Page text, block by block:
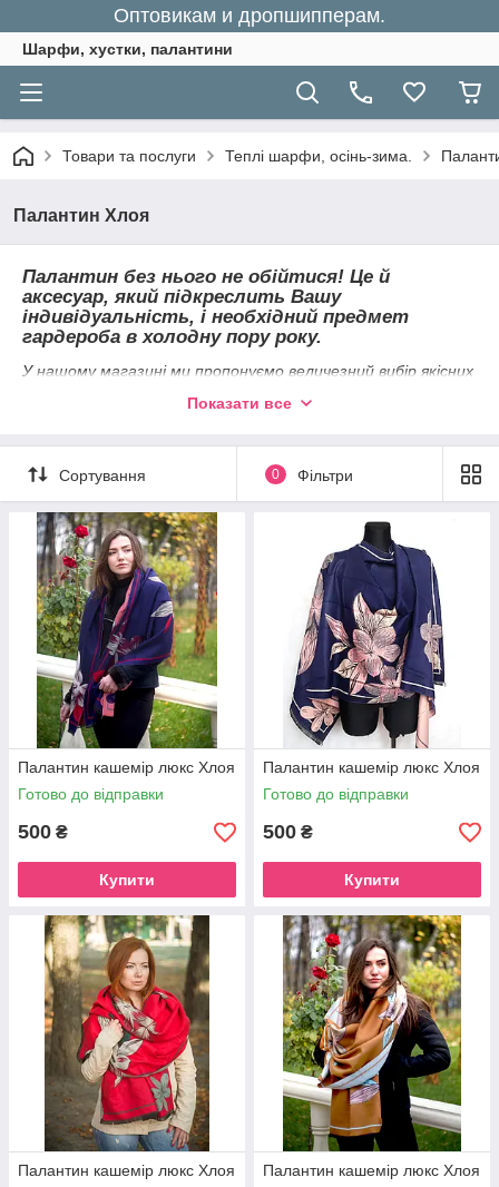
Оптовикам и дропшипперам.
Шарфи, хустки, палантини
Товари та послуги Теплі шарфи, осінь-зима.
Палантин Хлоя
Палантин без нього не обійтися! Це й
аксесуар, який підкреслить Вашу
індивідуальність, і необхідний предмет
гардероба в холодну пору року.
У нашому магазині ми пропонуємо величезний вибір якісних
Різноманіття принтів і забарвлень нікого не залишать
байдужим.Ми завжди допоможемо підібрати
саме ті моделі, які підійдуть саме Вам.
Показати все
Сортування 0 Фільтри
Палантин кашемір люкс Хлоя
Готово до відправки
500 ₴
Купити
Палантин кашемір люкс Хлоя
Готово до відправки
500 ₴
Купити
Палантин кашемір люкс Хлоя
Палантин кашемір люкс Хлоя